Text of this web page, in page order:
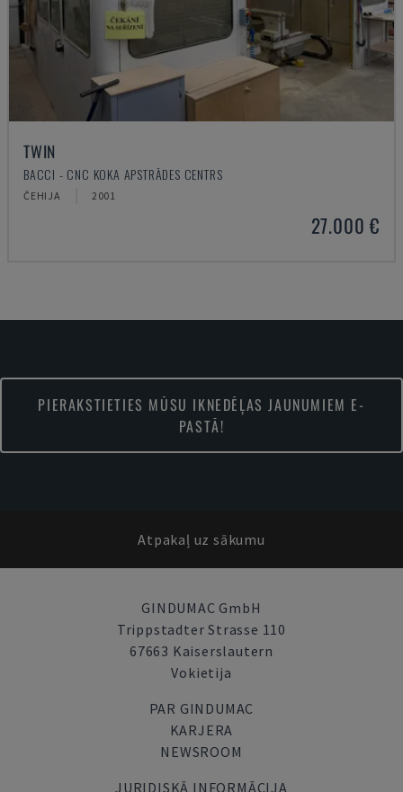
TWIN
BACCI - CNC KOKA APSTRĀDES CENTRS
ČEHIJA 2001
27.000 €
PIERAKSTIETIES MŪSU IKNEDĒĻAS JAUNUMIEM E-
PASTĀ!
Atpakaļ uz sākumu
GINDUMAC GmbH
Trippstadter Strasse 110
67663 Kaiserslautern
Vokietija
PAR GINDUMAC
KARJERA
NEWSROOM
JURIDISKĀ INFORMĀCIJA